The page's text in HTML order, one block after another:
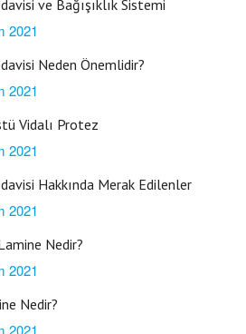
ve Bağışıklık Sistemi
2021
Neden Önemlidir?
2021
Vidalı Protez
2021
Hakkında Merak Edilenler
2021
Nedir?
2021
Nedir?